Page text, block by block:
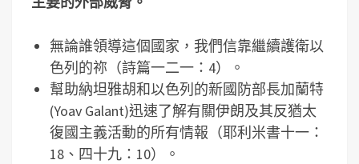
無論誰領導這個國家，我們信靠繼續護衛以
色列的祢（詩篇一二一：4）。
幫助納坦雅胡和以色列的新國防部長加蘭特
(Yoav Galant)迅速了解有關伊朗及其反猶太
復國主義活動的所有情報（耶利米書十一：
18、四十九：10）。